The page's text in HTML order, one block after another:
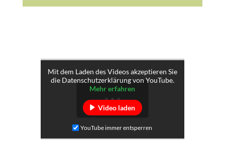
Mit dem Laden des Videos akzeptieren Sie
die Datenschutzerklärung von YouTube.
Mehr erfahren
Video laden
YouTube immer entsperren